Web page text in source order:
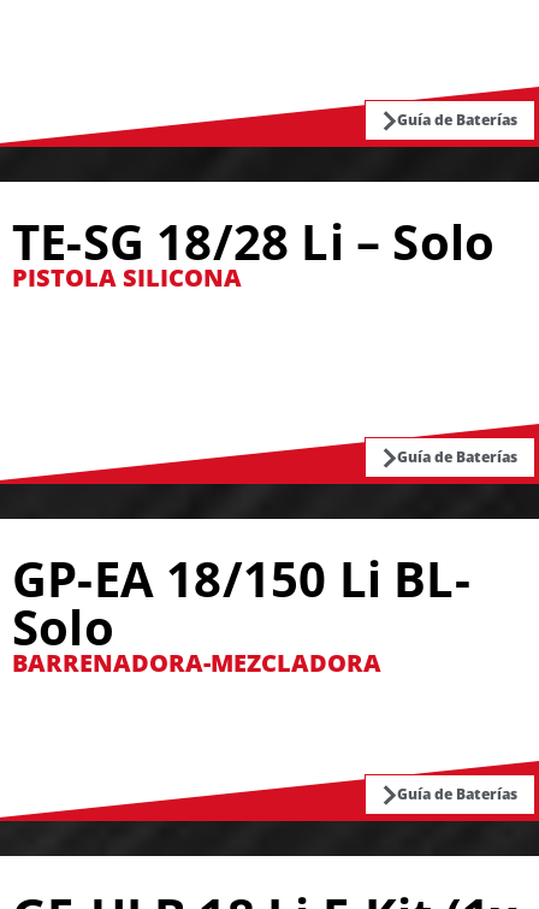
Guía de Baterías
TE-SG 18/28 Li – Solo
PISTOLA SILICONA
Guía de Baterías
GP-EA 18/150 Li BL-
Solo
BARRENADORA-MEZCLADORA
Guía de Baterías